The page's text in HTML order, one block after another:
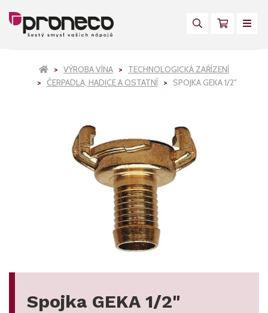
VÝROBA VÍNA
TECHNOLOGICKÁ ZAŘÍZENÍ
ČERPADLA, HADICE A OSTATNÍ
SPOJKA GEKA 1/2"
Spojka GEKA 1/2"